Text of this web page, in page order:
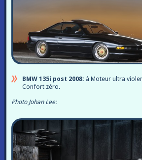
BMW 135i post 2008: à Moteur ultra
Confort zéro.
Photo Johan Lee: